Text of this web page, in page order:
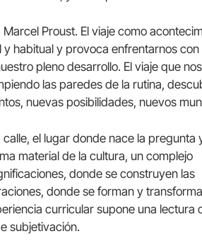
Proust. El viaje como
habitual y provoca enfrentarnos con
pleno desarrollo. El viaje que nos
las paredes de la rutina,
nuevas posibilidades, nuevos
el lugar donde nace la pregunta
material de la cultura, un complejo
donde se construyen las
donde se forman y
curricular supone una lectura
subjetivación.